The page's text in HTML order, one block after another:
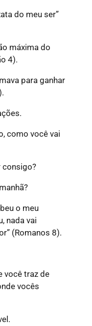
do meu ser”
máxima do
4).
para ganhar
como você vai
consigo?
o meu
nada vai
(Romanos 8).
você traz de
vocês